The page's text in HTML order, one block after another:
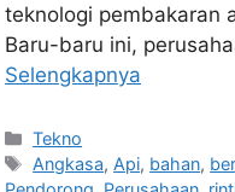
teknologi pembakaran
Baru-baru ini,
Selengkapnya
Kategori
Tekno
Tag
Angkasa, Api, bahan,